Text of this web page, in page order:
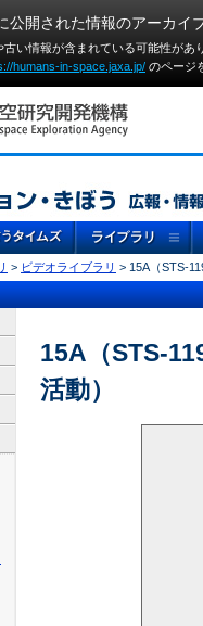
公開された情報のアーカイ
古い情報が含まれている可能性が
humans-in-space.jaxa.jp/ のページ
> ビデオライブラリ > 15A（STS-
15A（STS-
活動）